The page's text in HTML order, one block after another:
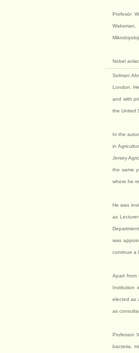
Profesör
Waksman,
Nobel
Selman
London.
and with
the United
In the
in
Jersey
the same
where he
He was
as
was
continue a
Apart from
Institution
elected as
as
Professor
bacteria,